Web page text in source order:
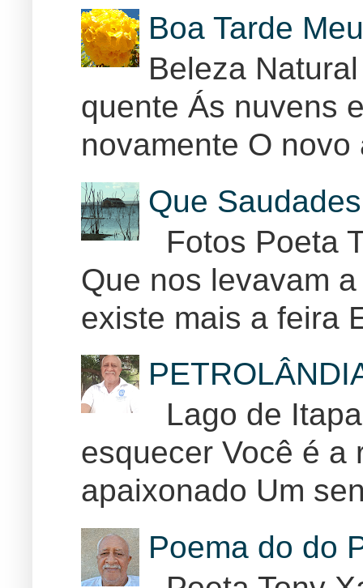
Boa Tarde
Beleza
quente Ás nuvens
novamente O
Que
Fotos Poeta
Que nos levavam
existe mais a feira
Lago de
esquecer Você é a
apaixonado Um
Poema do do